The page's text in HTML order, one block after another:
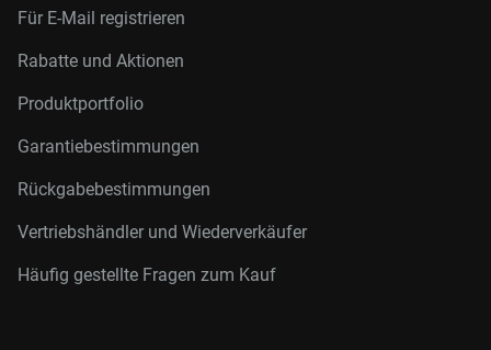
Für E-Mail registrieren
Rabatte und Aktionen
Produktportfolio
Garantiebestimmungen
Rückgabebestimmungen
Vertriebshändler und Wiederverkäufer
Häufig gestellte Fragen zum Kauf